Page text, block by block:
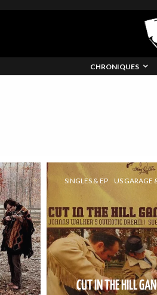
CHRONIQUES
SINGLES & EP US GARAGE
CUT IN THE HILL